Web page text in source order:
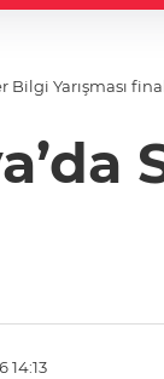
Bilgi Yarışması
14:13